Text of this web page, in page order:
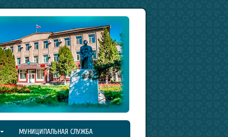
МУНИЦИПАЛЬНАЯ СЛУЖБА